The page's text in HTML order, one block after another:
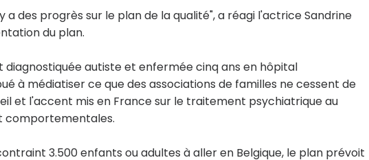
a des progrès sur le plan de la qualité", a réagi l'actrice Sandrine
du plan.
diagnostiquée autiste et enfermée cinq ans en hôpital
à médiatiser ce que des associations de familles ne cessent de
et l'accent mis en France sur le traitement psychiatrique au
comportementales.
3.500 enfants ou adultes à aller en Belgique, le plan prévoit